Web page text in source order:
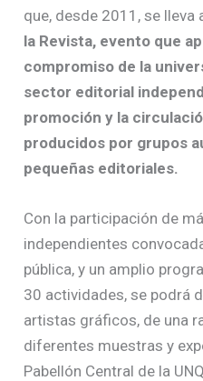
que, desde 2011, se lleva
la Revista, evento que
compromiso de la
sector editorial
promoción y la
producidos por grupos
pequeñas editoriales.
Con la participación de
independientes
pública, y un amplio
30 actividades, se podrá
artistas gráficos, de una
diferentes muestras y
Pabellón Central de la